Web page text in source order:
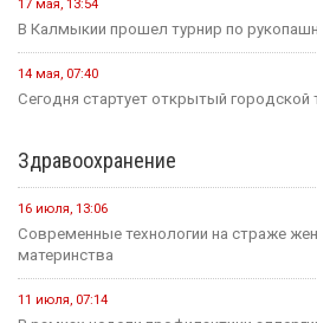
20 июля, 11:17
В преддверии Единого дня
Республики активно...
Образование
12 мая, 08:18
С сегодняшнего дня в России водятся
проведения...